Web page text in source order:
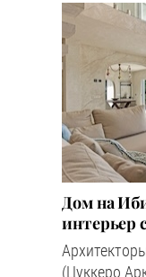
Дом на
интерьер
(Цуккеро